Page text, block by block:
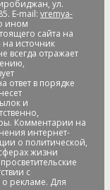
ул.
E-mail: vremya-
ином
сайта на
на источник
всегда отражает
ответ в порядке
и
Комментарии на
интернет-
о политической,
жизни
с
рекламе. Для